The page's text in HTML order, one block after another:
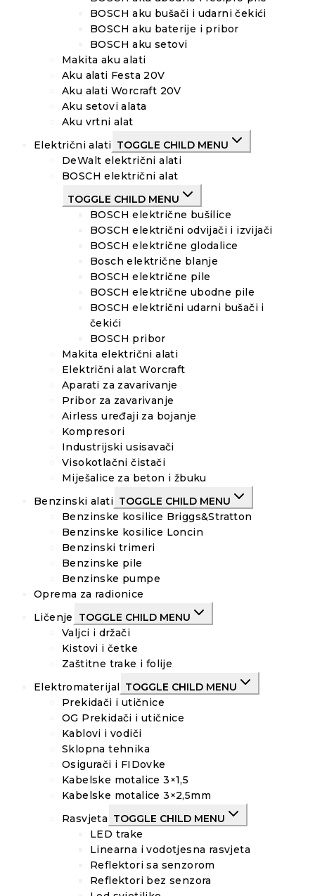
BOSCH aku bušači i udarni čekići
BOSCH aku baterije i pribor
BOSCH aku setovi
Makita aku alati
Aku alati Festa 20V
Aku alati Worcraft 20V
Aku setovi alata
Aku vrtni alat
Električni alati TOGGLE CHILD MENU
DeWalt električni alati
BOSCH električni alat
TOGGLE CHILD MENU
BOSCH električne bušilice
BOSCH električni odvijači i izvijači
BOSCH električne glodalice
Bosch električne blanje
BOSCH električne pile
BOSCH električne ubodne pile
BOSCH električni udarni bušači i
čekići
BOSCH pribor
Makita električni alati
Električni alat Worcraft
Aparati za zavarivanje
Pribor za zavarivanje
Airless uređaji za bojanje
Kompresori
Industrijski usisavači
Visokotlačni čistači
Miješalice za beton i žbuku
Benzinski alati TOGGLE CHILD MENU
Benzinske kosilice Briggs&Stratton
Benzinske kosilice Loncin
Benzinski trimeri
Benzinske pile
Benzinske pumpe
Oprema za radionice
Ličenje
TOGGLE CHILD MENU
Valjci i držači
Kistovi i četke
Zaštitne trake i folije
Elektromaterijal
TOGGLE CHILD MENU
Prekidači i utičnice
OG Prekidači i utičnice
Kablovi i vodiči
Sklopna tehnika
Osigurači i FIDovke
Kabelske motalice 3×1,5
Kabelske motalice 3×2,5mm
Rasvjeta TOGGLE CHILD MENU
LED trake
Linearna i vodotjesna rasvjeta
Reflektori sa senzorom
Reflektori bez senzora